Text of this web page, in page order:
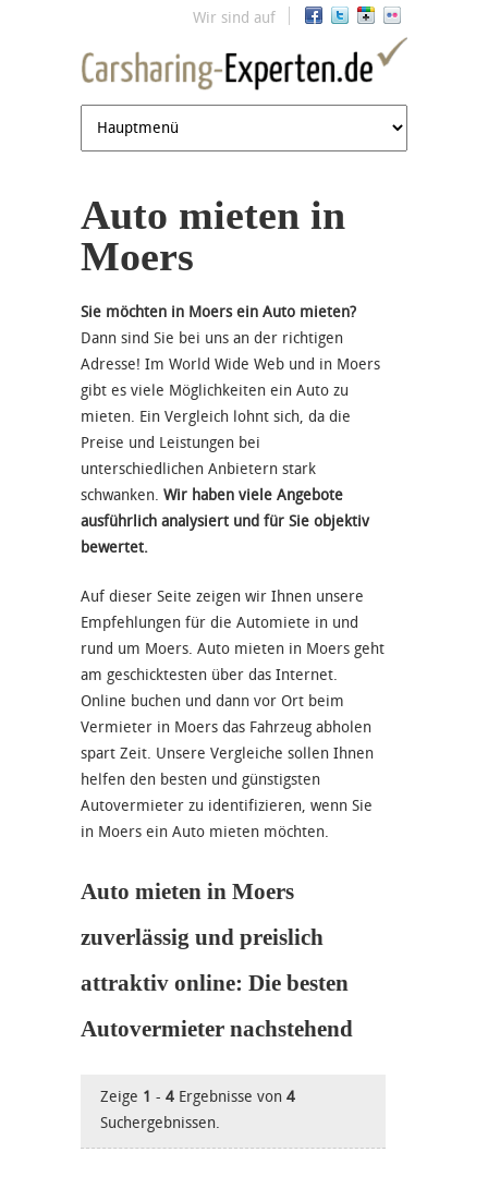
Jump to navigation
Wir sind auf
Auto mieten in
Moers
Sie möchten in Moers ein Auto mieten?
Dann sind Sie bei uns an der richtigen
Adresse! Im World Wide Web und in Moers
gibt es viele Möglichkeiten ein Auto zu
mieten. Ein Vergleich lohnt sich, da die
Preise und Leistungen bei
unterschiedlichen Anbietern stark
schwanken. Wir haben viele Angebote
ausführlich analysiert und für Sie objektiv
bewertet.
Auf dieser Seite zeigen wir Ihnen unsere
Empfehlungen für die Automiete in und
rund um Moers. Auto mieten in Moers geht
am geschicktesten über das Internet.
Online buchen und dann vor Ort beim
Vermieter in Moers das Fahrzeug abholen
spart Zeit. Unsere Vergleiche sollen Ihnen
helfen den besten und günstigsten
Autovermieter zu identifizieren, wenn Sie
in Moers ein Auto mieten möchten.
Auto mieten in Moers
zuverlässig und preislich
attraktiv online: Die besten
Autovermieter nachstehend
Zeige 1 - 4 Ergebnisse von 4
Suchergebnissen.